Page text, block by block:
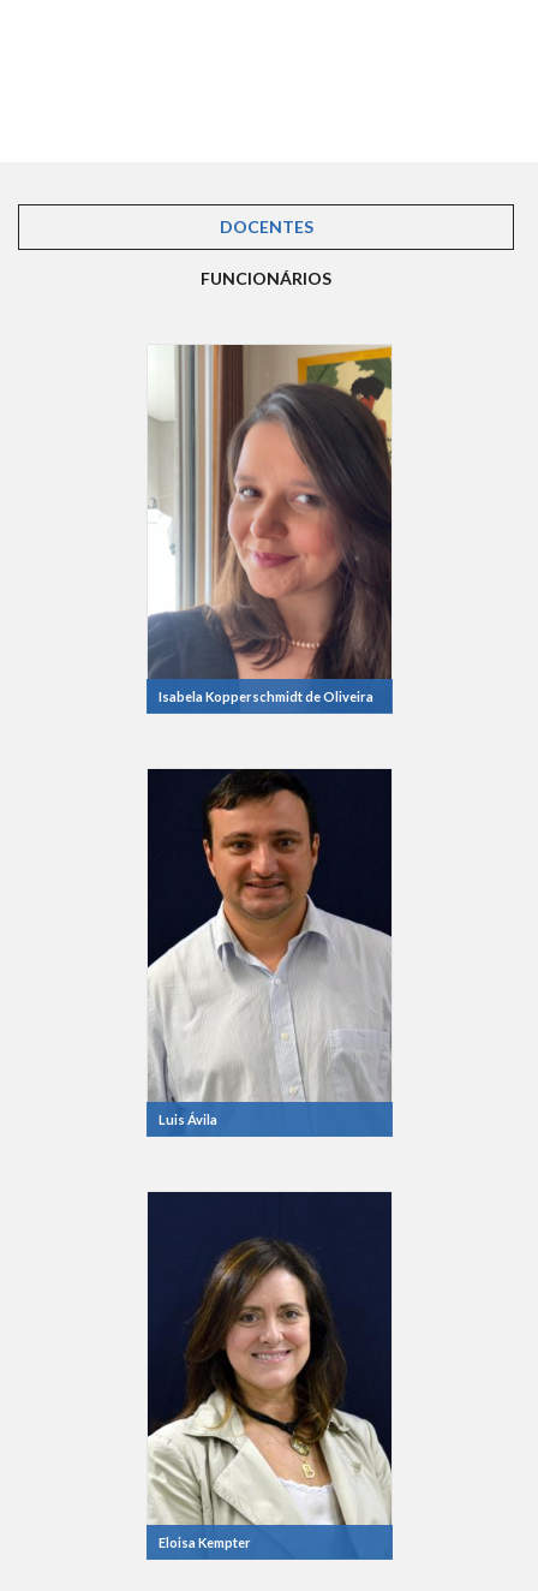
DOCENTES(ABA ATIVA)
FUNCIONÁRIOS
Isabela Kopperschmidt de Oliveira
Luis Ávila
Eloisa Kempter